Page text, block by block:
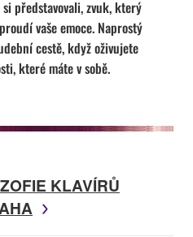
představovali, zvuk, který
vaše emoce. Naprostý
cestě, když oživujete
které máte v sobě.
KLAVÍRŮ